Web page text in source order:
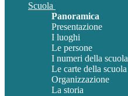
Scuola
Panoramica
Presentazione
I luoghi
Le persone
I numeri della scuola
Le carte della scuola
Organizzazione
La storia